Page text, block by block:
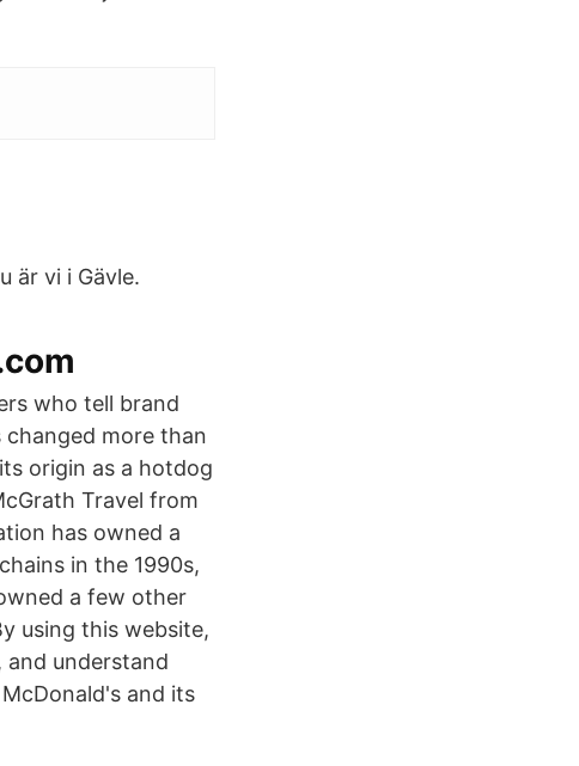
är vi i Gävle.
who tell brand
more than
origin as a hotdog
Trave­l from
has owned a
in the 1990s,
a few other
using this website,
and understand
and its